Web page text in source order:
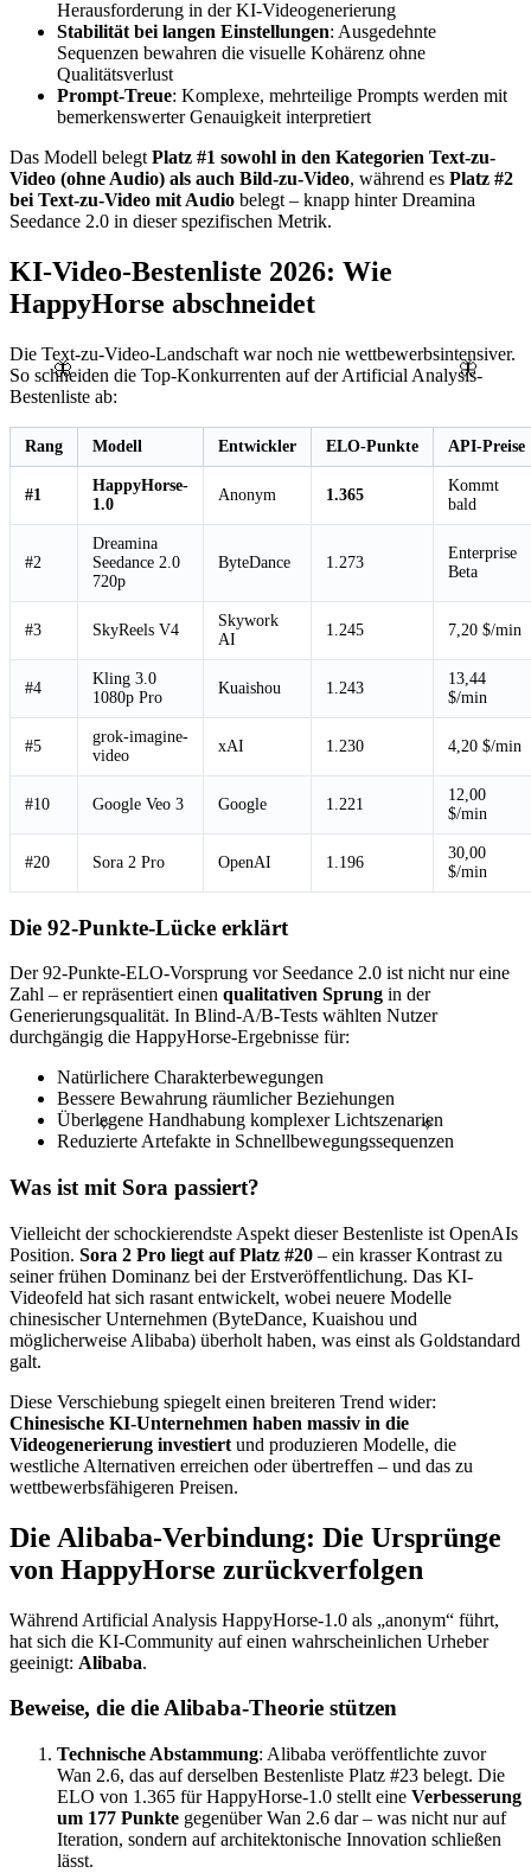
🦋
✧
🦋
✧
Herausforderung in der KI-Videogenerierung
Stabilität bei langen Einstellungen: Ausgedehnte
Sequenzen bewahren die visuelle Kohärenz ohne
Qualitätsverlust
Prompt-Treue: Komplexe, mehrteilige Prompts werden mit
bemerkenswerter Genauigkeit interpretiert
Das Modell belegt Platz #1 sowohl in den Kategorien Text-zu-
Video (ohne Audio) als auch Bild-zu-Video, während es Platz #2
bei Text-zu-Video mit Audio belegt – knapp hinter Dreamina
Seedance 2.0 in dieser spezifischen Metrik.
KI-Video-Bestenliste 2026: Wie
HappyHorse abschneidet
Die Text-zu-Video-Landschaft war noch nie wettbewerbsintensiver.
So schneiden die Top-Konkurrenten auf der Artificial Analysis-
Bestenliste ab:
Rang Modell Entwickler ELO-Punkte API-Preise
#1
HappyHorse-
1.0
Anonym 1.365
Kommt
bald
#2
Dreamina
Seedance 2.0
720p
ByteDance 1.273
Enterprise
Beta
#3 SkyReels V4
Skywork
AI
1.245 7,20 $/min
#4
Kling 3.0
1080p Pro
Kuaishou 1.243
13,44
$/min
#5
grok-imagine-
video
xAI 1.230 4,20 $/min
#10 Google Veo 3 Google 1.221
12,00
$/min
#20 Sora 2 Pro OpenAI 1.196
30,00
$/min
Die 92-Punkte-Lücke erklärt
Der 92-Punkte-ELO-Vorsprung vor Seedance 2.0 ist nicht nur eine
Zahl – er repräsentiert einen qualitativen Sprung in der
Generierungsqualität. In Blind-A/B-Tests wählten Nutzer
durchgängig die HappyHorse-Ergebnisse für:
Natürlichere Charakterbewegungen
Bessere Bewahrung räumlicher Beziehungen
Überlegene Handhabung komplexer Lichtszenarien
Reduzierte Artefakte in Schnellbewegungssequenzen
Was ist mit Sora passiert?
Vielleicht der schockierendste Aspekt dieser Bestenliste ist OpenAIs
Position. Sora 2 Pro liegt auf Platz #20 – ein krasser Kontrast zu
seiner frühen Dominanz bei der Erstveröffentlichung. Das KI-
Videofeld hat sich rasant entwickelt, wobei neuere Modelle
chinesischer Unternehmen (ByteDance, Kuaishou und
möglicherweise Alibaba) überholt haben, was einst als Goldstandard
galt.
Diese Verschiebung spiegelt einen breiteren Trend wider:
Chinesische KI-Unternehmen haben massiv in die
Videogenerierung investiert und produzieren Modelle, die
westliche Alternativen erreichen oder übertreffen – und das zu
wettbewerbsfähigeren Preisen.
Die Alibaba-Verbindung: Die Ursprünge
von HappyHorse zurückverfolgen
Während Artificial Analysis HappyHorse-1.0 als „anonym“ führt,
hat sich die KI-Community auf einen wahrscheinlichen Urheber
geeinigt: Alibaba.
Beweise, die die Alibaba-Theorie stützen
Technische Abstammung: Alibaba veröffentlichte zuvor
Wan 2.6, das auf derselben Bestenliste Platz #23 belegt. Die
ELO von 1.365 für HappyHorse-1.0 stellt eine Verbesserung
um 177 Punkte gegenüber Wan 2.6 dar – was nicht nur auf
Iteration, sondern auf architektonische Innovation schließen
lässt.